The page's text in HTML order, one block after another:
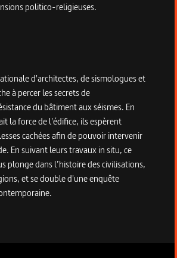
politico-religieuses.
d'architectes, de sismologues et
à percer les secrets de
du bâtiment aux séismes. En
la force de l'édifice, ils espèrent
cachées afin de pouvoir intervenir
En suivant leurs travaux in situ, ce
plonge dans l’histoire des civilisations,
et se double d'une enquête